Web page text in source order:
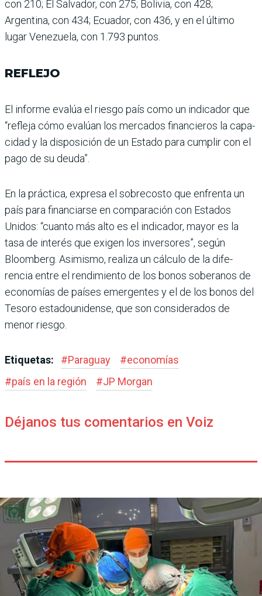
con 210; El Salvador, con 275; Bolivia, con 428;
Argentina, con 434; Ecuador, con 436, y en el último
lugar Venezuela, con 1.793 puntos.
REFLEJO
El informe evalúa el riesgo país como un indicador que
“refleja cómo evalúan los mercados financieros la capa­
cidad y la disposición de un Estado para cumplir con el
pago de su deuda”.
En la práctica, expresa el sobrecosto que enfrenta un
país para financiarse en com­paración con Estados
Unidos: “cuanto más alto es el indica­dor, mayor es la
tasa de inte­rés que exigen los inversores”, según
Bloomberg. Asimismo, realiza un cálculo de la dife­
rencia entre el rendimiento de los bonos soberanos de
econo­mías de países emergentes y el de los bonos del
Tesoro esta­dounidense, que son conside­rados de
menor riesgo.
Etiquetas: #Paraguay #economías
#país en la región #JP Morgan
Déjanos tus comentarios en Voiz